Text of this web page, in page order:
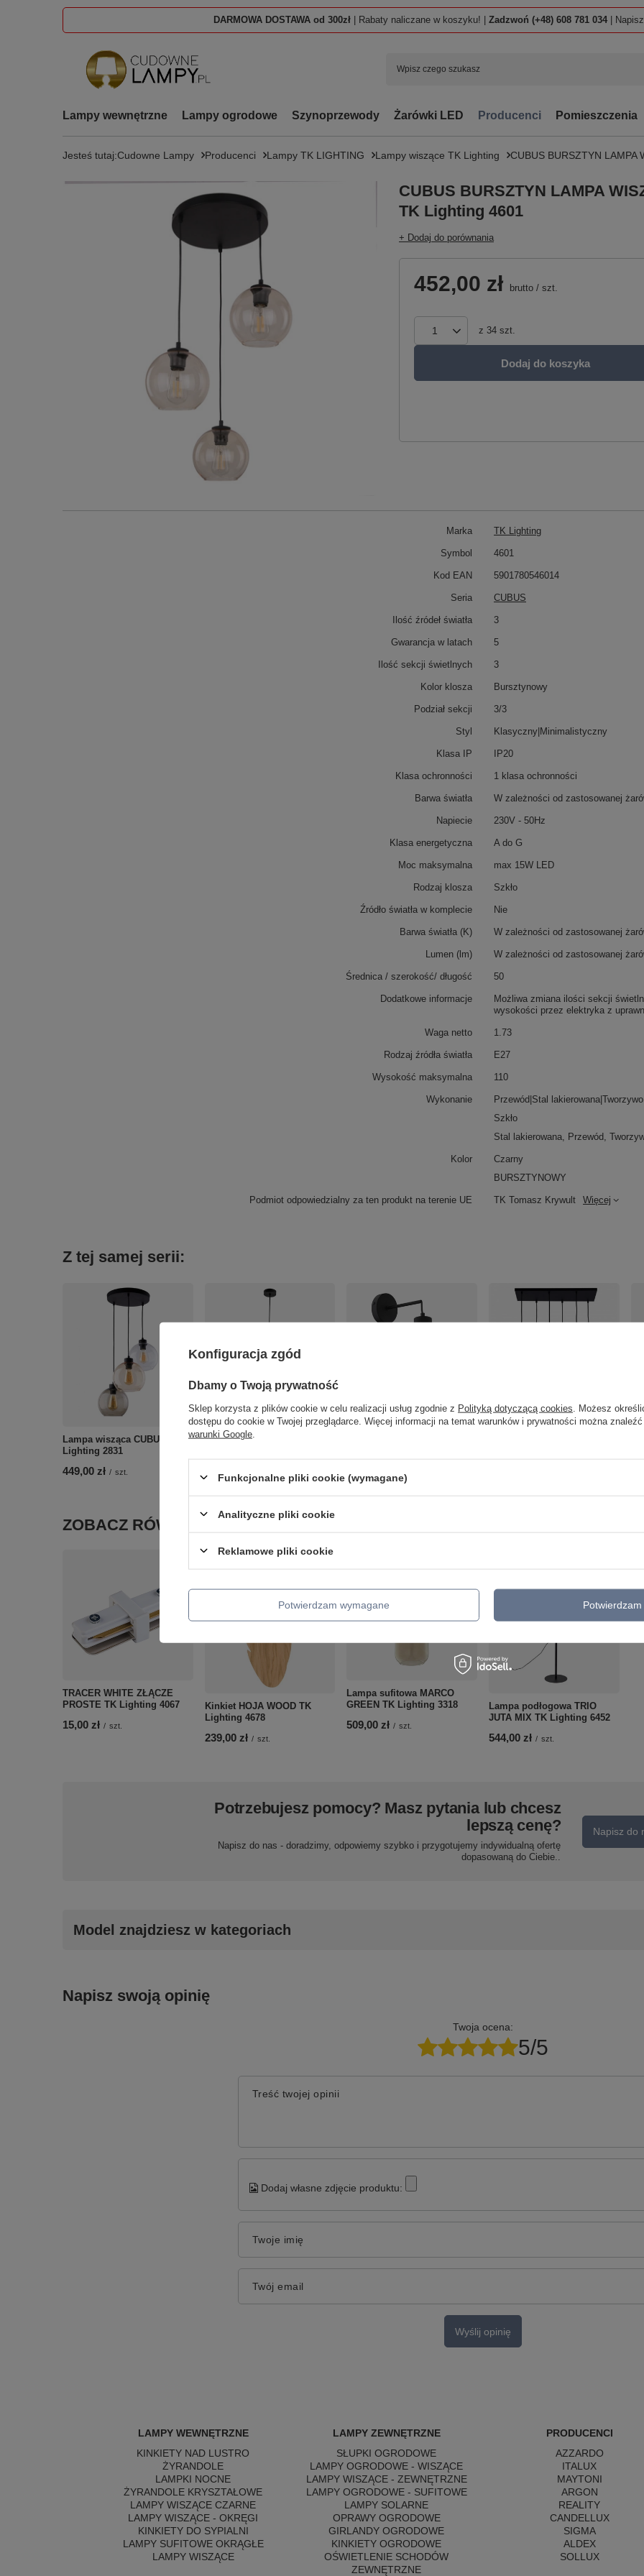
DARMOWA DOSTAWA od 300zł | Rabaty naliczane w koszyku! | Zadzwoń (+48) 608 781 034 |
Lampy wewnętrzne Lampy ogrodowe Szynoprzewody Żarówki LED Producenci Pomieszczenia
Jesteś tutaj:Cudowne Lampy Producenci Lampy TK LIGHTING Lampy wiszące TK Lighting CUBUS BURSZTYN LAMPA
CUBUS BURSZTYN LAMPA
TK Lighting 4601
+ Dodaj do porównania
452,00 zł brutto / szt.
z 34 szt.
Dodaj do koszyka
Marka TK Lighting
Podmiot odpowiedzialny za ten produkt na terenie UE TK Tomasz Krywult Więcej
Symbol 4601
Kod EAN 5901780546014
Seria CUBUS
Ilość źródeł światła 3
Gwarancja w latach 5
Ilość sekcji świetlnych 3
Kolor klosza Bursztynowy
Podział sekcji 3/3
Styl Klasyczny|Minimalistyczny
Klasa IP IP20
Klasa ochronności 1 klasa ochronności
Barwa światła W zależności od zastosowanej
Napiecie 230V - 50Hz
Klasa energetyczna A do G
Moc maksymalna max 15W LED
Rodzaj klosza Szkło
Źródło światła w komplecie Nie
Barwa światła (K) W zależności od zastosowanej
Lumen (lm) W zależności od zastosowanej
Średnica / szerokość/ długość 50
Dodatkowe informacje
Możliwa zmiana ilości sekcji
wysokości przez elektryka z
Waga netto 1.73
Rodzaj źródła światła E27
Wysokość maksymalna 110
Wykonanie
Przewód|Stal
Szkło
Stal lakierowana, Przewód,
Kolor
Czarny
BURSZTYNOWY
Z tej samej serii:
Lampa wisząca CUBUS III TK
Lighting 2831
449,00 zł / szt.
Lampa wisząca CUBUS
Kinkiet CUBUS I TK Lighting
4135
ZOBACZ RÓWNIEŻ
TRACER WHITE ZŁĄCZE
PROSTE TK Lighting 4067
15,00 zł / szt.
Kinkiet HOJA WOOD TK
Lighting 4678
239,00 zł / szt.
Lampa sufitowa MARCO
GREEN TK Lighting 3318
509,00 zł / szt.
Lampa podłogowa TRIO
JUTA MIX TK Lighting 6452
544,00 zł / szt.
Potrzebujesz pomocy? Masz pytania lub chcesz
lepszą cenę?
Napisz do nas - doradzimy, odpowiemy szybko i przygotujemy indywidualną ofertę
dopasowaną do Ciebie..
Napisz do
Model znajdziesz w kategoriach
Napisz swoją opinię
Twoja ocena:
5/5
Treść twojej opinii
Dodaj własne zdjęcie produktu:
Twoje imię
Twój email
Wyślij opinię
LAMPY WEWNĘTRZNE
KINKIETY NAD LUSTRO
ŻYRANDOLE
LAMPKI NOCNE
ŻYRANDOLE KRYSZTAŁOWE
LAMPY WISZĄCE CZARNE
LAMPY WISZĄCE - OKRĘGI
KINKIETY DO SYPIALNI
LAMPY SUFITOWE OKRĄGŁE
LAMPY WISZĄCE
LAMPY ZEWNĘTRZNE
SŁUPKI OGRODOWE
LAMPY OGRODOWE - WISZĄCE
LAMPY WISZĄCE - ZEWNĘTRZNE
LAMPY OGRODOWE - SUFITOWE
LAMPY SOLARNE
OPRAWY OGRODOWE
GIRLANDY OGRODOWE
KINKIETY OGRODOWE
OŚWIETLENIE SCHODÓW
ZEWNĘTRZNE
PRODUCENCI
AZZARDO
ITALUX
MAYTONI
ARGON
REALITY
CANDELLUX
SIGMA
ALDEX
SOLLUX
Konfiguracja zgód
Dbamy o Twoją prywatność
Sklep korzysta z plików cookie w celu realizacji usług zgodnie z Polityką dotyczącą cookies . Możesz
dostępu do cookie w Twojej przeglądarce. Więcej informacji na temat warunków i prywatności można
warunki Google
Funkcjonalne pliki cookie (wymagane)
Analityczne pliki cookie
Reklamowe pliki cookie
Potwierdzam wymagane